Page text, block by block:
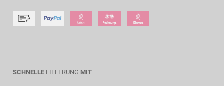
SCHNELLE LIEFERUNG MIT